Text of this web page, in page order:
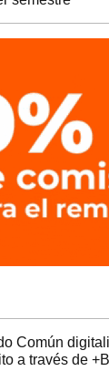
Común
a través de